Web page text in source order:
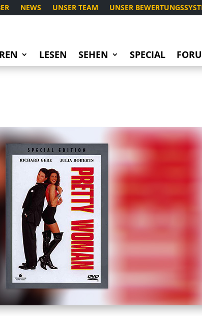
NEWS UNSER TEAM UNSER
LESEN SEHEN SPECIAL